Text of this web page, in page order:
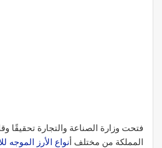
فتحت وزارة الصناعة والتجارة تحقيقًا
المملكة من مختلف أ نواع الأرز الموجه